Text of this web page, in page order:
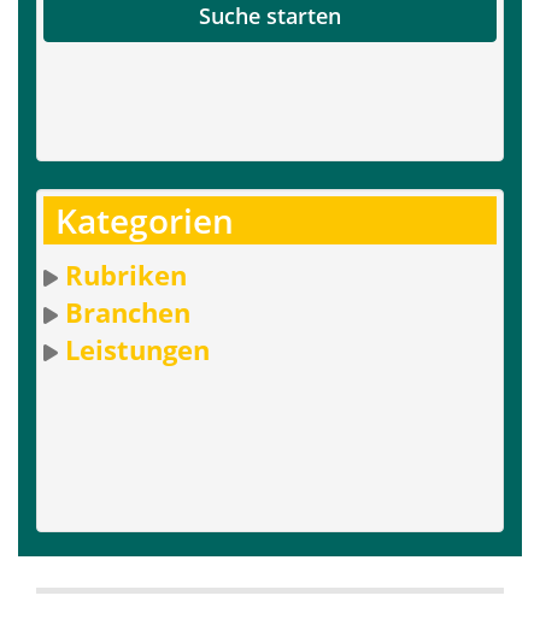
Suche starten
Kategorien
Rubriken
Branchen
Leistungen